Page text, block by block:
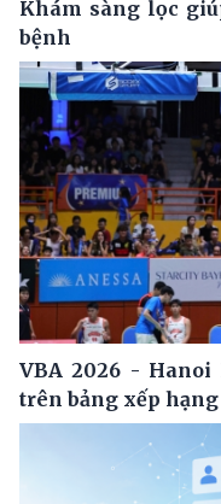
Khám sàng lọc
bệnh
VBA 2026 - Hanoi
trên bảng xếp hạng